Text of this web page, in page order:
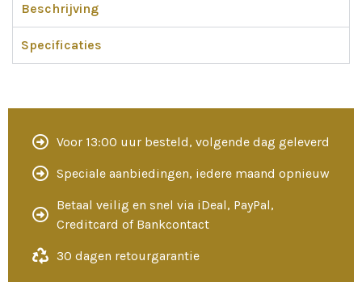
Beschrijving
Specificaties
Voor 13:00 uur besteld, volgende dag geleverd
Speciale aanbiedingen, iedere maand opnieuw
Betaal veilig en snel via iDeal, PayPal,
Creditcard of Bankcontact
30 dagen retourgarantie